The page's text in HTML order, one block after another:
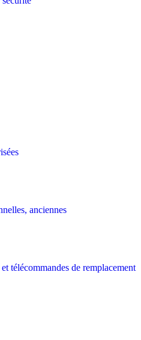
anciennes
télécommandes de remplacement